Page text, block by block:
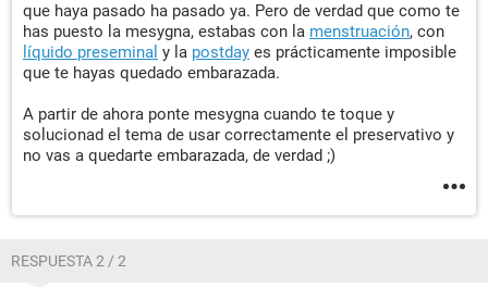
que haya pasado ha pasado ya. Pero de verdad que como te
has puesto la mesygna, estabas con la menstruación, con
líquido preseminal y la postday es prácticamente imposible
que te hayas quedado embarazada.
A partir de ahora ponte mesygna cuando te toque y
solucionad el tema de usar correctamente el preservativo y
no vas a quedarte embarazada, de verdad ;)
RESPUESTA 2 / 2